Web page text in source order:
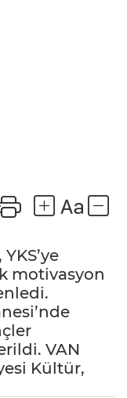
motivasyon
VAN
Kültür,